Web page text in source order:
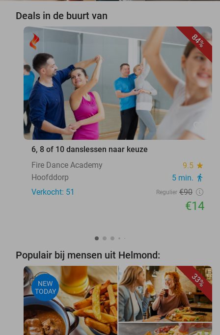
Deals in de buurt van
84%
6, 8 of 10 danslessen naar keuze
Fire Dance Academy
9.5 star
Hoofddorp 5 min. directions_walk
Verkocht: 51 Regulier €90
€14
Populair bij mensen uit Helmond:
33%
NEW
TODAY